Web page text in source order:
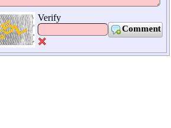
Verify
Comment